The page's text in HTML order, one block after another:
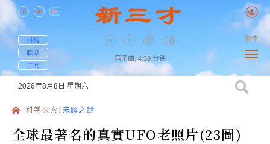
投稿
联系
订阅
笛子曲, 4:38 分钟
繁体
2026年8月8日 星期六
科学探索 未解之謎
全球最著名的真實UFO老照片(23圖)